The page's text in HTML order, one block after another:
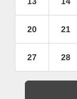
20 21
27 28